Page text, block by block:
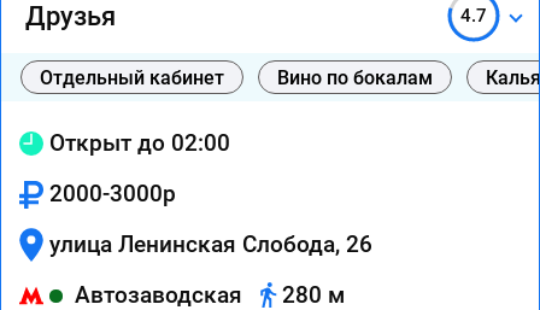
Друзья 4.7
Отдельный кабинет Вино по бокалам
Открыт до 02:00
2000-3000р
улица Ленинская Слобода, 26
Автозаводская
280 м